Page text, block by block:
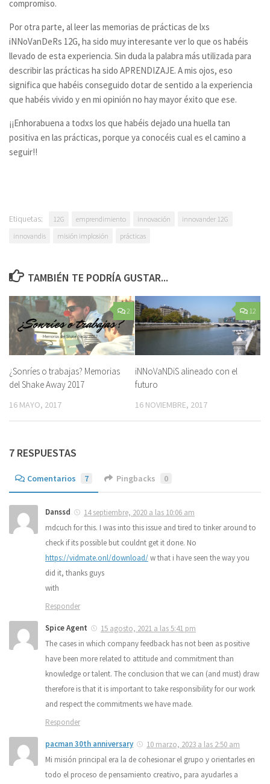
compromiso.
Por otra parte, al leer las memorias de prácticas de lxs
iNNoVanDeRs 12G, ha sido muy interesante ver lo que os habéis
llevado de esta experiencia. Sin duda la palabra más utilizada para
describir las prácticas ha sido APRENDIZAJE. A mis ojos, eso
significa que habéis conseguido dotar de sentido a la experiencia
que habéis vivido y en mi opinión no hay mayor éxito que ese.
¡¡Enhorabuena a todxs los que habéis dejado una huella tan
positiva en las prácticas, porque ya conocéis cual es el camino a
seguir!!
Etiquetas: 12G emprendimiento innovación
innovander 12G
innovandis
misión implosión prácticas
TAMBIÉN TE PODRÍA GUSTAR...
2
¿Sonríes o trabajas? Memorias
del Shake Away 2017
16 MAYO, 2017
12
iNNoVaNDiS alineado con el
futuro
16 NOVIEMBRE, 2017
7 RESPUESTAS
Comentarios 7 Pingbacks 0
Danssd
14 septiembre, 2020 a las 10:06 am
mdcuch for this. I was into this issue and tired to tinker around to
check if its possible but couldnt get it done. No
https://vidmate.onl/download/w that i have seen the way you
did it, thanks guys
with
Responder
Spice Agent
15 agosto, 2021 a las 5:41 pm
The cases in which company feedback has not been as positive
have been more related to attitude and commitment than
knowledge or talent. The conclusion that we can (and must) draw
therefore is that it is important to take responsibility for our work
and respect the commitments we have made.
Responder
pacman 30th anniversary
10 marzo, 2023 a las 2:50 am
Mi misión principal era la de cohesionar el grupo y orientarles en
todo el proceso de pensamiento creativo, para ayudarles a